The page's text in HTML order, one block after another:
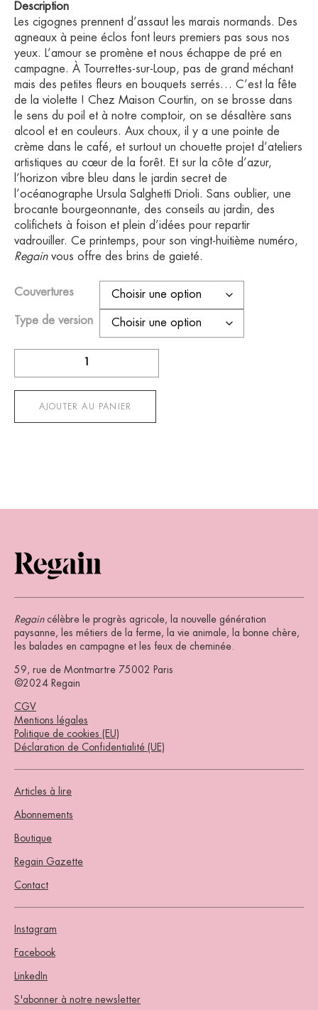
8,90€
à
12,90€
Description
Les cigognes prennent d’assaut les marais normands. Des
agneaux à peine éclos font leurs premiers pas sous nos
yeux. L’amour se promène et nous échappe de pré en
campagne. À Tourrettes-sur-Loup, pas de grand méchant
mais des petites fleurs en bouquets serrés… C’est la fête
de la violette ! Chez Maison Courtin, on se brosse dans
le sens du poil et à notre comptoir, on se désaltère sans
alcool et en couleurs. Aux choux, il y a une pointe de
crème dans le café, et surtout un chouette projet d’ateliers
artistiques au cœur de la forêt. Et sur la côte d’azur,
l’horizon vibre bleu dans le jardin secret de
l’océanographe Ursula Salghetti Drioli. Sans oublier, une
brocante bourgeonnante, des conseils au jardin, des
colifichets à foison et plein d’idées pour repartir
vadrouiller. Ce printemps, pour son vingt-huitième numéro,
Regainvous offre des brins de gaieté.
Couvertures
Type de version
AJOUTER AU PANIER
Regaincélèbre le progrès agricole, la nouvelle génération
paysanne, les métiers de la ferme, la vie animale, la bonne chère,
les balades en campagne et les feux de cheminée.
59, rue de Montmartre 75002 Paris
©2024 Regain
CGV
Mentions légales
Politique de cookies (EU)
Déclaration de Confidentialité (UE)
Articles à lire
Abonnements
Boutique
Regain Gazette
Contact
Instagram
Facebook
LinkedIn
S'abonner à notre newsletter